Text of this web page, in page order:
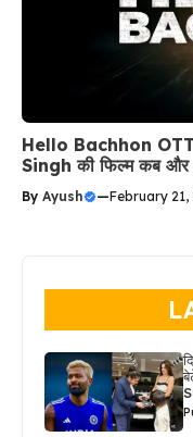
Hello Bachhon
Singh की फिल्म कब
By Ayush —February 21,